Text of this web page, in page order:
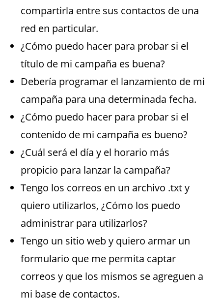
compartirla entre sus contactos de una
red en particular.
¿Cómo puedo hacer para probar si el
título de mi campaña es buena?
Debería programar el lanzamiento de mi
campaña para una determinada fecha.
¿Cómo puedo hacer para probar si el
contenido de mi campaña es bueno?
¿Cuál será el día y el horario más
propicio para lanzar la campaña?
Tengo los correos en un archivo .txt y
quiero utilizarlos, ¿Cómo los puedo
administrar para utilizarlos?
Tengo un sitio web y quiero armar un
formulario que me permita captar
correos y que los mismos se agreguen a
mi base de contactos.